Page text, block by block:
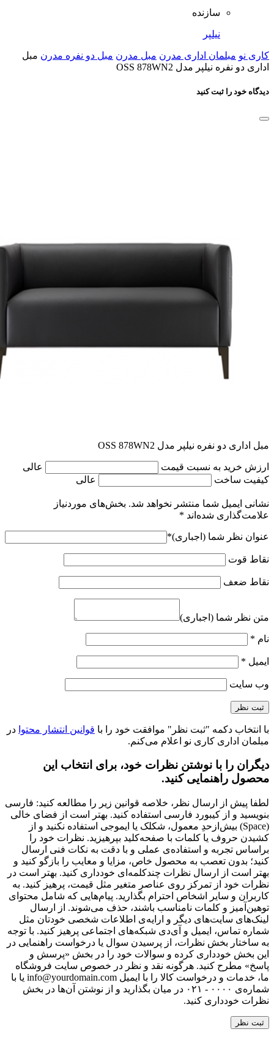
سازنده
نیلپر
کاری نو مبلمان اداری مدرن مبل مدرن مبل دو نفره مدرن مبل
اداری دو نفره نیلپر مدل OSS 878WN2
دیدگاه خود را ثبت کنید
مبل اداری دو نفره نیلپر مدل OSS 878WN2
ارزش خرید به نسبت قیمت
عالی
کیفیت ساخت
عالی
نشانی ایمیل شما منتشر نخواهد شد. بخش‌های موردنیاز
علامت‌گذاری شده‌اند *
عنوان نظر شما (اجباری)*
نقاط قوت
نقاط ضعف
متن نظر شما (اجباری)
نام *
ایمیل *
وب‌ سایت
با انتخاب دکمه "ثبت نظر" موافقت خود را با قوانین انتشار محتوا در
مبلمان اداری کاری نو اعلام می‌کنم.
دیگران را با نوشتن نظرات خود، برای انتخاب این
محصول راهنمایی کنید.
لطفا پیش از ارسال نظر، خلاصه قوانین زیر را مطالعه کنید: فارسی
بنویسید و از کیبورد فارسی استفاده کنید. بهتر است از فضای خالی
(Space) بیش‌از‌حدِ معمول، شکلک یا ایموجی استفاده نکنید و از
کشیدن حروف یا کلمات با صفحه‌کلید بپرهیزید. نظرات خود را
براساس تجربه و استفاده‌ی عملی و با دقت به نکات فنی ارسال
کنید؛ بدون تعصب به محصول خاص، مزایا و معایب را بازگو کنید و
بهتر است از ارسال نظرات چندکلمه‌‌ای خودداری کنید. بهتر است در
نظرات خود از تمرکز روی عناصر متغیر مثل قیمت، پرهیز کنید. به
کاربران و سایر اشخاص احترام بگذارید. پیام‌هایی که شامل محتوای
توهین‌آمیز و کلمات نامناسب باشند، حذف می‌شوند. از ارسال
لینک‌های سایت‌های دیگر و ارایه‌ی اطلاعات شخصی خودتان مثل
شماره تماس، ایمیل و آی‌دی شبکه‌های اجتماعی پرهیز کنید. با توجه
به ساختار بخش نظرات، از پرسیدن سوال یا درخواست راهنمایی در
این بخش خودداری کرده و سوالات خود را در بخش «پرسش و
پاسخ» مطرح کنید. هرگونه نقد و نظر در خصوص سایت فروشگاه
ما، خدمات و درخواست کالا را با ایمیل info@yourdomain.com یا با
شماره‌ی ۰۰۰۰ - ۰۲۱ در میان بگذارید و از نوشتن آن‌ها در بخش
نظرات خودداری کنید.
ثبت نظر